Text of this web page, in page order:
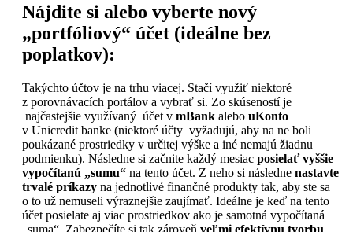
Nájdite si alebo vyberte nový
„portfóliový“ účet (ideálne bez
poplatkov):
Takýchto účtov je na trhu viacej. Stačí využiť niektoré
z porovnávacích portálov a vybrať si. Zo skúseností je
najčastejšie využívaný účet v mBank alebo uKonto
v Unicredit banke (niektoré účty vyžadujú, aby na ne boli
poukázané prostriedky v určitej výške a iné nemajú žiadnu
podmienku). Následne si začnite každý mesiac posielať vyššie
vypočítanú „sumu“ na tento účet. Z neho si následne nastavte
trvalé príkazy na jednotlivé finančné produkty tak, aby ste sa
o to už nemuseli výraznejšie zaujímať. Ideálne je keď na tento
účet posielate aj viac prostriedkov ako je samotná vypočítaná
„suma“. Zabezpečíte si tak zároveň veľmi efektívnu tvorbu